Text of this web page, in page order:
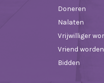
Doneren
Nalaten
Vrijwilliger
Vriend worden
Bidden